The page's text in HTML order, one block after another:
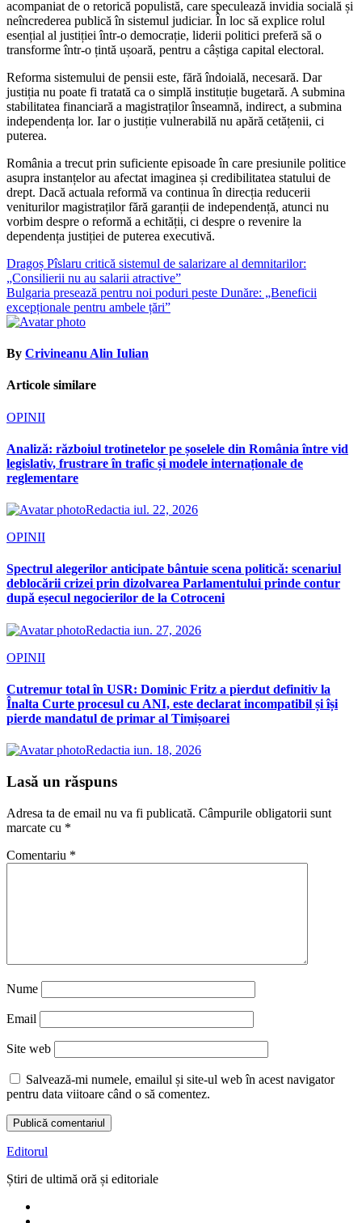
acompaniat de o retorică populistă, care speculează invidia socială și
neîncrederea publică în sistemul judiciar. În loc să explice rolul
esențial al justiției într-o democrație, liderii politici preferă să o
transforme într-o țintă ușoară, pentru a câștiga capital electoral.
Reforma sistemului de pensii este, fără îndoială, necesară. Dar
justiția nu poate fi tratată ca o simplă instituție bugetară. A submina
stabilitatea financiară a magistraților înseamnă, indirect, a submina
independența lor. Iar o justiție vulnerabilă nu apără cetățenii, ci
puterea.
România a trecut prin suficiente episoade în care presiunile politice
asupra instanțelor au afectat imaginea și credibilitatea statului de
drept. Dacă actuala reformă va continua în direcția reducerii
veniturilor magistraților fără garanții de independență, atunci nu
vorbim despre o reformă a echității, ci despre o revenire la
dependența justiției de puterea executivă.
Navigare
în
articole
Dragoș Pîslaru critică sistemul de salarizare al demnitarilor:
„Consilierii nu au salarii atractive”
Bulgaria presează pentru noi poduri peste Dunăre: „Beneficii
excepționale pentru ambele țări”
By Crivineanu Alin Iulian
Articole similare
OPINII
Analiză: războiul trotinetelor pe șoselele din România între vid
legislativ, frustrare în trafic și modele internaționale de
reglementare
Redactia iul. 22, 2026
OPINII
Spectrul alegerilor anticipate bântuie scena politică: scenariul
deblocării crizei prin dizolvarea Parlamentului prinde contur
după eșecul negocierilor de la Cotroceni
Redactia iun. 27, 2026
OPINII
Cutremur total în USR: Dominic Fritz a pierdut definitiv la
Înalta Curte procesul cu ANI, este declarat incompatibil și își
pierde mandatul de primar al Timișoarei
Redactia iun. 18, 2026
Lasă un răspuns
Adresa ta de email nu va fi publicată. Câmpurile obligatorii sunt
marcate cu *
Comentariu *
Nume
Email
Site web
Salvează-mi numele, emailul și site-ul web în acest navigator
pentru data viitoare când o să comentez.
Editorul
Știri de ultimă oră și editoriale